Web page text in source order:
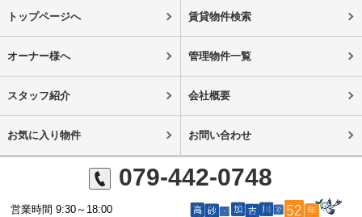
トップページへ 賃貸物件検索
オーナー様へ 管理物件一覧
スタッフ紹介 会社概要
お気に入り物件 お問い合わせ
079-442-0748
営業時間 9:30～18:00